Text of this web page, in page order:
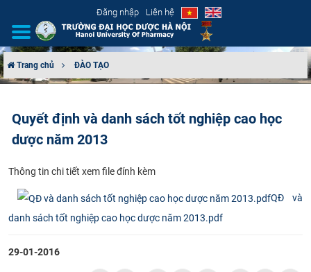
Đăng nhập Liên hệ
CƠ CẤU TỔ CHỨC
ĐÀO TẠO
ĐẢM BẢO CHẤT LƯỢNG
Trang chủ ĐÀO TẠO
Quyết định và danh sách tốt nghiệp cao học
dược năm 2013
Thô​ng tin chi tiết xem file đính kèm​
QĐ và
danh sách tốt nghiệp cao học dược năm 2013.pdf
29-01-2016